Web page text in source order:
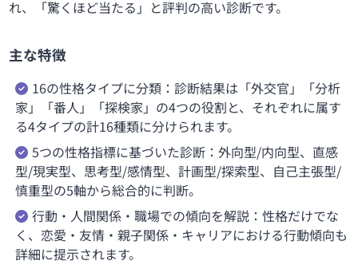
れ、「驚くほど当たる」と評判の高い診断です。
主な特徴
16の性格タイプに分類：診断結果は「外交官」「分析
家」「番人」「探検家」の4つの役割と、それぞれに属す
る4タイプの計16種類に分けられます。
5つの性格指標に基づいた診断：外向型/内向型、直感
型/現実型、思考型/感情型、計画型/探索型、自己主張型/
慎重型の5軸から総合的に判断。
行動・人間関係・職場での傾向を解説：性格だけでな
く、恋愛・友情・親子関係・キャリアにおける行動傾向も
詳細に提示されます。